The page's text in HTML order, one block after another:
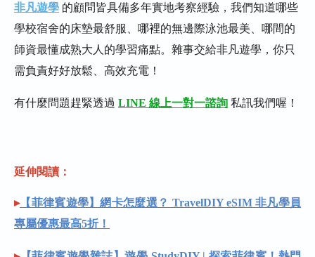
非凡遊學 的顧問皆具備多年實地考察經驗，我們知道哪些
學校宿舍的床墊最舒服、哪裡的無邊際泳池最美、哪間的
師資最懂成熟大人的學習痛點。雜事交給非凡遊學，你只
需負責好好放鬆、高效充電！
有什麼問題趕緊透過 LINE 線上一對一諮詢 私訊我們喔！
延伸閱讀：
▸【菲律賓遊學】網卡怎麼選？ TravelDIY eSIM 非凡學員
專屬優惠最高5折！